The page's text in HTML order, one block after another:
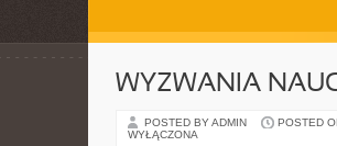
WYZWANIA
POSTED BY ADMIN POSTED
WYŁĄCZONA